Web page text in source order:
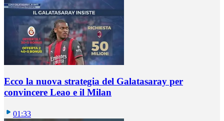
Ecco la nuova strategia del Galatasaray per
convincere Leao e il Milan
01:33